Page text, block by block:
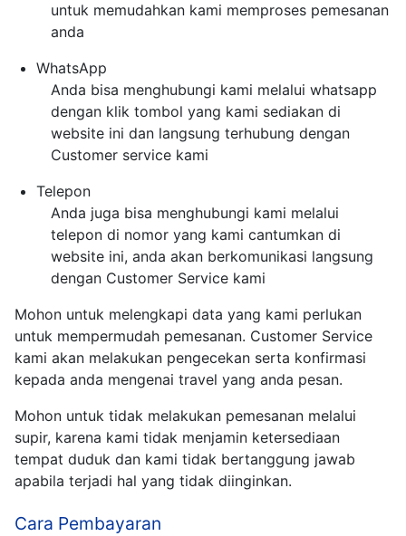
untuk memudahkan kami memproses pemesanan
anda
WhatsApp
Anda bisa menghubungi kami melalui whatsapp
dengan klik tombol yang kami sediakan di
website ini dan langsung terhubung dengan
Customer service kami
Telepon
Anda juga bisa menghubungi kami melalui
telepon di nomor yang kami cantumkan di
website ini, anda akan berkomunikasi langsung
dengan Customer Service kami
Mohon untuk melengkapi data yang kami perlukan
untuk mempermudah pemesanan. Customer Service
kami akan melakukan pengecekan serta konfirmasi
kepada anda mengenai travel yang anda pesan.
Mohon untuk tidak melakukan pemesanan melalui
supir, karena kami tidak menjamin ketersediaan
tempat duduk dan kami tidak bertanggung jawab
apabila terjadi hal yang tidak diinginkan.
Cara Pembayaran